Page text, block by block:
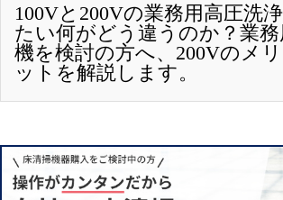
100Vと200Vの業務用高圧洗
たい何がどう違うのか？業
機を検討の方へ、200Vのメ
ットを解説します。